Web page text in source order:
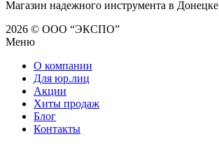
Магазин надежного инструмента в Донецке
2026 © ООО “ЭКСПО”
Меню
О компании
Для юр.лиц
Акции
Хиты продаж
Блог
Контакты